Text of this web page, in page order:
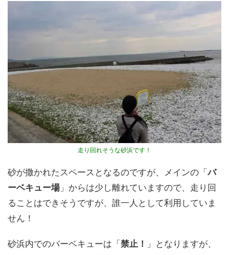
走り回れそうな砂浜です！
砂が撒かれたスペースとなるのですが、メインの「バ
ーベキュー場」からは少し離れていますので、走り回
ることはできそうですが、誰一人として利用していま
せん！
砂浜内でのバーベキューは「禁止！
」となりますが、